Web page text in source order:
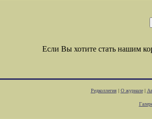
Если Вы хотите стать нашим
Редколлегия| О журнале|